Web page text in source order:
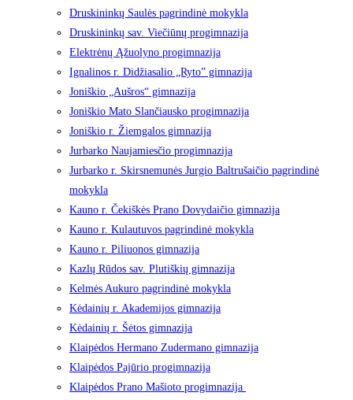
Druskininkų Saulės pagrindinė mokykla
Druskininkų sav. Viečiūnų progimnazija
Elektrėnų Ąžuolyno progimnazija
Ignalinos r. Didžiasalio „Ryto” gimnazija
Joniškio „Aušros“ gimnazija
Joniškio Mato Slančiausko progimnazija
Joniškio r. Žiemgalos gimnazija
Jurbarko Naujamiesčio progimnazija
Jurbarko r. Skirsnemunės Jurgio Baltrušaičio pagrindinė
mokykla
Kauno r. Čekiškės Prano Dovydaičio gimnazija
Kauno r. Kulautuvos pagrindinė mokykla
Kauno r. Piliuonos gimnazija
Kazlų Rūdos sav. Plutiškių gimnazija
Kelmės Aukuro pagrindinė mokykla
Kėdainių r. Akademijos gimnazija
Kėdainių r. Šėtos gimnazija
Klaipėdos Hermano Zudermano gimnazija
Klaipėdos Pajūrio progimnazija
Klaipėdos Prano Mašioto progimnazija